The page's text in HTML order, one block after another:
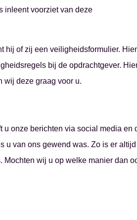
inleent voorziet van deze
hij of zij een veiligheidsformulier.
bij de opdrachtgever.
wij deze graag voor u.
onze berichten via social media en
u van ons gewend was. Zo is er
wij u op welke manier dan